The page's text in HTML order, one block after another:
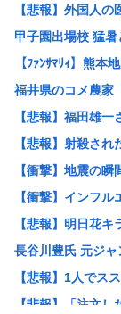
【悲報】外国人
甲子園出場校 猛
【ﾌｧﾝｻﾏﾘｨ】熊
福井県のコメ農家
【悲報】福田雄
【悲報】射殺さ
【衝撃】地震の
【衝撃】インフ
【悲報】明日花
長谷川豊氏 元ジ
【悲報】1人でス
【悲報】「注文